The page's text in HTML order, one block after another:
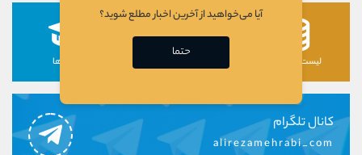
لیست رمزارزها دوره ها
کانال تلگرام
alirezamehrabi_com
آیا می‌خواهید از آخرین اخبار مطلع شوید؟
حتما